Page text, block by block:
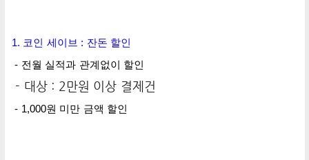
1. 코인 세이브 : 잔돈 할인
- 전월 실적과 관계없이 할인
- 대상 : 2만원 이상 결제건
- 1,000원 미만 금액 할인